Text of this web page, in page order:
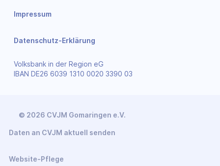
Volksbank in der Region eG
IBAN DE26 6039 1310 0020 3390 03
Impressum
Datenschutz-Erklärung
© 2026 CVJM Gomaringen e.V.
Daten an CVJM aktuell senden
Website-Pflege